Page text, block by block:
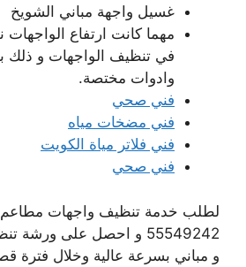
غسيل واجهة مباني الشويخ
مهما كانت ارتفاع الواجهات
في تنظيف الواجهات و ذلك
وادوات مختصة.
فني صحي
فني مضخات مياه
فني فلاتر مياة الكويت
فني صحي
لطلب خدمة تنظيف واجهات مطاعم
55549242 و احصل على
و مباني بسرعة عالية وخلال